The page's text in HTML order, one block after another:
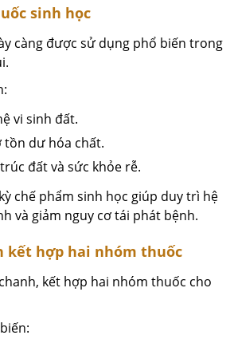
sinh học
càng được sử dụng phổ biến trong
vi sinh đất.
tồn dư hóa chất.
đất và sức khỏe rễ.
chế phẩm sinh học giúp duy trì hệ
và giảm nguy cơ tái phát bệnh.
kết hợp hai nhóm thuốc
kết hợp hai nhóm thuốc cho